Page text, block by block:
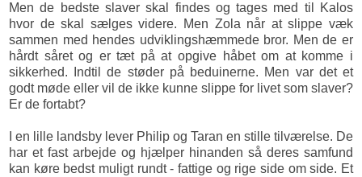
Men de bedste slaver skal findes og tages med til Kalos
hvor de skal sælges videre. Men Zola når at slippe væk
sammen med hendes udviklingshæmmede bror. Men de er
hårdt såret og er tæt på at opgive håbet om at komme i
sikkerhed. Indtil de støder på beduinerne. Men var det et
godt møde eller vil de ikke kunne slippe for livet som slaver?
Er de fortabt?
I en lille landsby lever Philip og Taran en stille tilværelse. De
har et fast arbejde og hjælper hinanden så deres samfund
kan køre bedst muligt rundt - fattige og rige side om side. Et